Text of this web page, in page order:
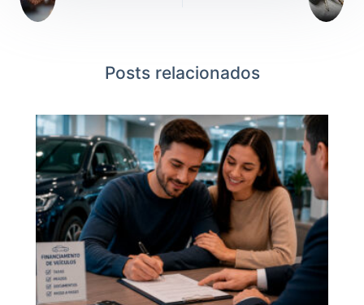
Posts relacionados